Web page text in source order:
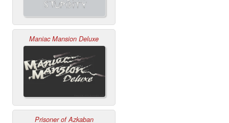
Maniac Mansion Deluxe
Prisoner of Azkaban